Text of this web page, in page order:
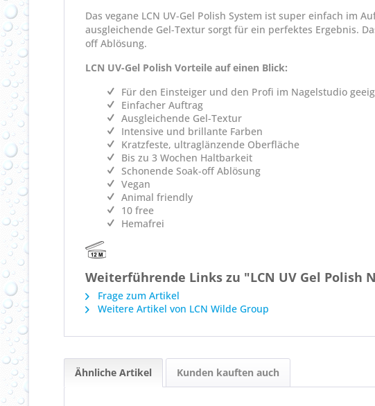
Das vegane LCN UV-Gel Polish System ist super einfach im
ausgleichende Gel-Textur sorgt für ein perfektes Ergebnis.
off Ablösung.
LCN UV-Gel Polish Vorteile auf einen Blick:
Für den Einsteiger und den Profi im Nagelstudio
Einfacher Auftrag
Ausgleichende Gel-Textur
Intensive und brillante Farben
Kratzfeste, ultraglänzende Oberfläche
Bis zu 3 Wochen Haltbarkeit
Schonende Soak-off Ablösung
Vegan
Animal friendly
10 free
Hemafrei
Weiterführende Links zu "LCN UV Gel Polish
Frage zum Artikel
Weitere Artikel von LCN Wilde Group
Ähnliche Artikel Kunden kauften auch